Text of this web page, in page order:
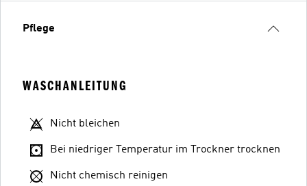
Pflege
WASCHANLEITUNG
Nicht bleichen
Bei niedriger Temperatur im Trockner trocknen
Nicht chemisch reinigen